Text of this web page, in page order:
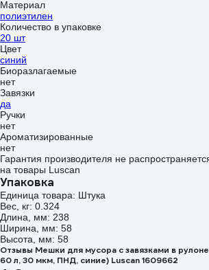
Материал
полиэтилен
Количество в упаковке
20 шт
Цвет
синий
Биоразлагаемые
нет
Завязки
да
Ручки
нет
Ароматизированные
нет
Гарантия производителя не
на товары Luscan
Упаковка
Единица товара: Штука
Вес, кг: 0.324
Длина, мм: 238
Ширина, мм: 58
Высота, мм: 58
Отзывы Мешки для мусора с завязками в
60 л, 30 мкм, ПНД, синие) Luscan 1609662